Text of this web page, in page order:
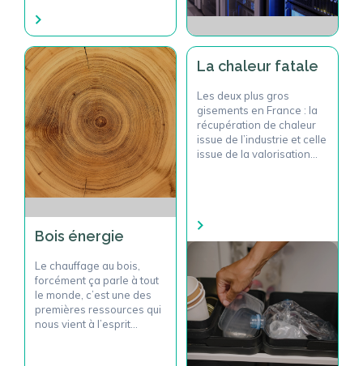
Bois énergie
Le chauffage au bois,
forcément ça parle à tout
le monde, c’est une des
premières ressources qui
nous vient à l’esprit
La chaleur fatale
Les deux plus gros
gisements en France : la
récupération de chaleur
issue de l’industrie et celle
issue de la valorisation